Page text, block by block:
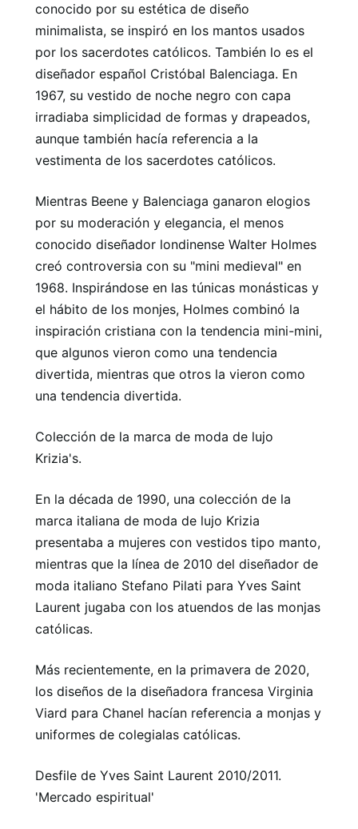
conocido por su estética de diseño
minimalista, se inspiró en los mantos usados ​​
por los sacerdotes católicos. También lo es el
diseñador español Cristóbal Balenciaga. En
1967, su vestido de noche negro con capa
irradiaba simplicidad de formas y drapeados,
aunque también hacía referencia a la
vestimenta de los sacerdotes católicos.
Mientras Beene y Balenciaga ganaron elogios
por su moderación y elegancia, el menos
conocido diseñador londinense Walter Holmes
creó controversia con su "mini medieval" en
1968. Inspirándose en las túnicas monásticas y
el hábito de los monjes, Holmes combinó la
inspiración cristiana con la tendencia mini-mini,
que algunos vieron como una tendencia
divertida, mientras que otros la vieron como
una tendencia divertida.
Colección de la marca de moda de lujo
Krizia's.
En la década de 1990, una colección de la
marca italiana de moda de lujo Krizia
presentaba a mujeres con vestidos tipo manto,
mientras que la línea de 2010 del diseñador de
moda italiano Stefano Pilati para Yves Saint
Laurent jugaba con los atuendos de las monjas
católicas.
Más recientemente, en la primavera de 2020,
los diseños de la diseñadora francesa Virginia
Viard para Chanel hacían referencia a monjas y
uniformes de colegialas católicas.
Desfile de Yves Saint Laurent 2010/2011.
'Mercado espiritual'